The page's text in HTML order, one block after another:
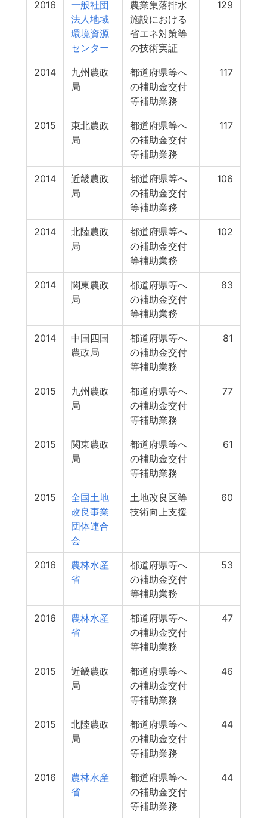
2016
一般社団
法人地域
環境資源
センター
農業集落排水
施設における
省エネ対策等
の技術実証
129
2014
九州農政
局
都道府県等へ
の補助金交付
等補助業務
117
2015
東北農政
局
都道府県等へ
の補助金交付
等補助業務
117
2014
近畿農政
局
都道府県等へ
の補助金交付
等補助業務
106
2014
北陸農政
局
都道府県等へ
の補助金交付
等補助業務
102
2014
関東農政
局
都道府県等へ
の補助金交付
等補助業務
83
2014
中国四国
農政局
都道府県等へ
の補助金交付
等補助業務
81
2015
九州農政
局
都道府県等へ
の補助金交付
等補助業務
77
2015
関東農政
局
都道府県等へ
の補助金交付
等補助業務
61
2015
全国土地
改良事業
団体連合
会
土地改良区等
技術向上支援
60
2016
農林水産
省
都道府県等へ
の補助金交付
等補助業務
53
2016
農林水産
省
都道府県等へ
の補助金交付
等補助業務
47
2015
近畿農政
局
都道府県等へ
の補助金交付
等補助業務
46
2015
北陸農政
局
都道府県等へ
の補助金交付
等補助業務
44
2016
農林水産
省
都道府県等へ
の補助金交付
等補助業務
44